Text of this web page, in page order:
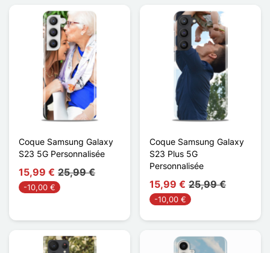
Coque Samsung Galaxy
S23 5G Personnalisée
15,99 € 25,99 €
-10,00 €
Coque Samsung Galaxy
S23 Plus 5G
Personnalisée
15,99 € 25,99 €
-10,00 €